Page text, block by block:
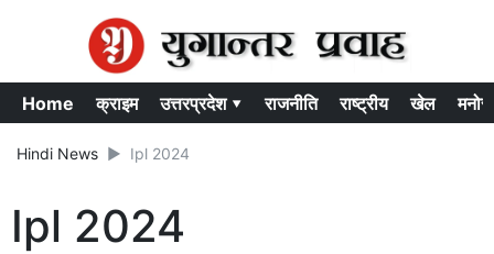
Home क्राइम उत्तरप्रदेश ▾ राजनीति राष्ट्रीय खेल
Hindi News Ipl 2024
Ipl 2024